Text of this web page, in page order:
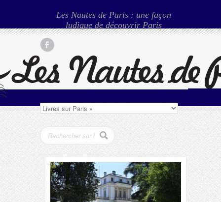
Les Nautes de Paris : une façon
ludique de découvrir Paris